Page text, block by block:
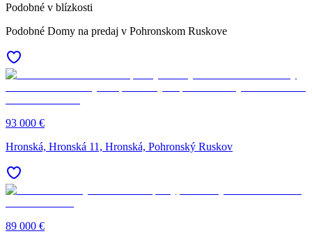
Podobné v blízkosti
Podobné Domy na predaj v Pohronskom Ruskove
93 000 €
Hronská, Hronská 11, Hronská, Pohronský Ruskov
89 000 €